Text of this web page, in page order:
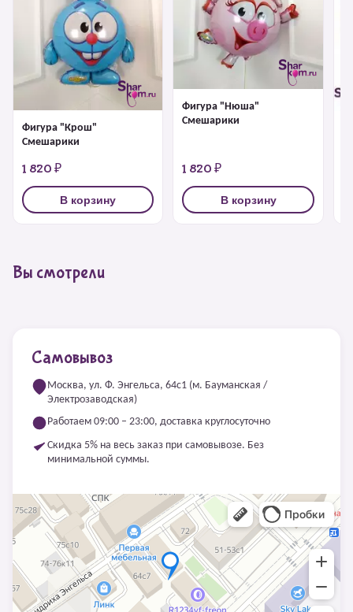
Фигура "Крош"
Смешарики
1 820 ₽
В корзину
Фигура "Нюша"
Смешарики
1 820 ₽
В корзину
Вы смотрели
Самовывоз
Москва, ул. Ф. Энгельса, 64с1 (м. Бауманская /
Электрозаводская)
Работаем 09:00 – 23:00, доставка круглосуточно
Скидка 5% на весь заказ при самовывозе. Без
минимальной суммы.